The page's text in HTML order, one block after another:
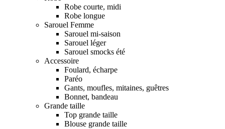
Robe courte, midi
Robe longue
Sarouel Femme
Sarouel mi-saison
Sarouel léger
Sarouel smocks été
Accessoire
Foulard, écharpe
Paréo
Gants, moufles, mitaines, guêtres
Bonnet, bandeau
Grande taille
Top grande taille
Blouse grande taille